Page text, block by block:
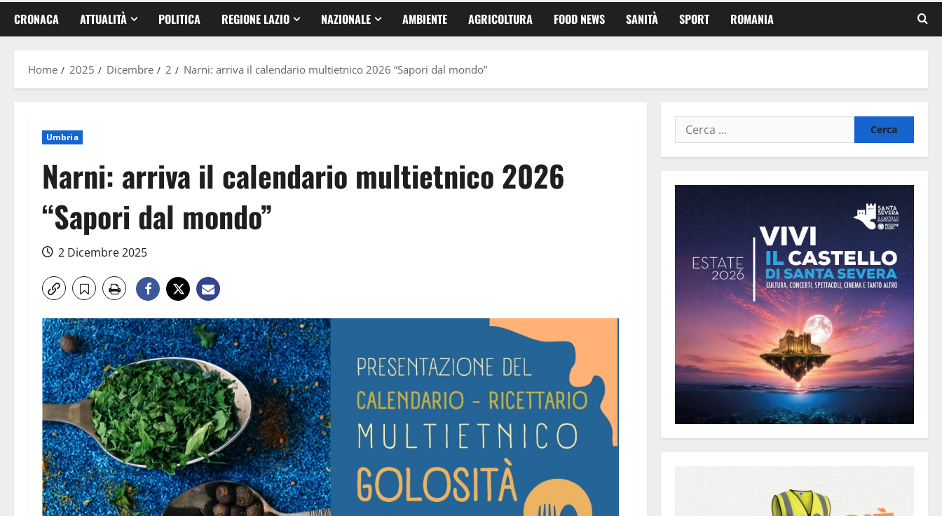
CRONACA ATTUALITÀ POLITICA REGIONE LAZIO NAZIONALE AMBIENTE AGRICOLTURA FOOD NEWS SANITÀ SPORT ROMANIA
Home 2025 Dicembre 2 Narni: arriva il calendario multietnico 2026 “Sapori dal mondo”
Umbria
Narni: arriva il calendario multietnico 2026
“Sapori dal mondo”
2 Dicembre 2025
Ricerca
per: